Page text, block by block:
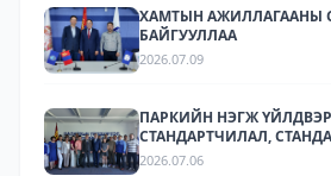
ХАМТЫН АЖИЛЛАГААНЫ
БАЙГУУЛЛАА
2026.07.09
ПАРКИЙН НЭГЖ
СТАНДАРТЧИЛАЛ,
ХЭРЭГЖИЛТИЙН ТАЛААР
2026.07.06